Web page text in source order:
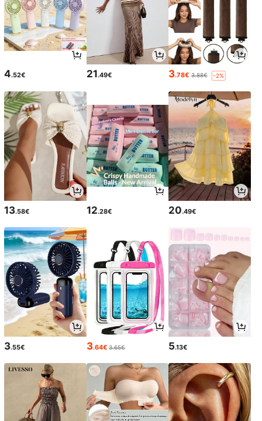
4.52€ 21.49€ 3.78€ 3.88€ -2%
13.58€ 12.28€ 20.49€
3.55€ 3.64€ 3.65€ 5.13€